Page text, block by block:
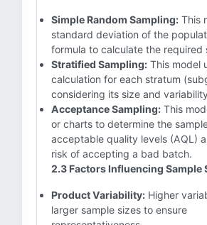
Simple Random Sampling: This
standard deviation of the
formula to calculate the required
Stratified Sampling: This model
calculation for each stratum
considering its size and
Acceptance Sampling: This
or charts to determine the
acceptable quality levels (AQL)
risk of accepting a bad batch.
2.3 Factors Influencing Sample
Product Variability: Higher
larger sample sizes to ensure